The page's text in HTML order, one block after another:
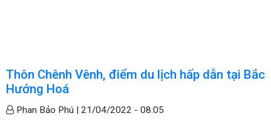
Thôn Chênh Vênh, điểm du lịch hấp dẫn tại Bắc
Hướng Hoá
Phan Bảo Phú | 21/04/2022 - 08:05